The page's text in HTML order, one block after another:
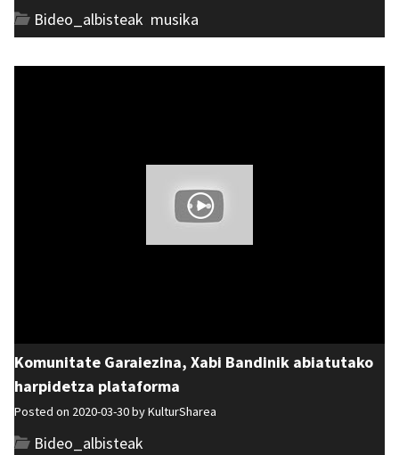
Bideo_albisteak musika
Komunitate Garaiezina, Xabi Bandinik abiatutako
harpidetza plataforma
Posted on 2020-03-30 byKulturSharea
Bideo_albisteak